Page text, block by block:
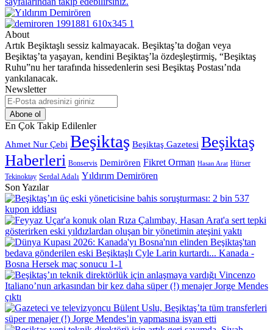
About
Artık Beşiktaşlı sessiz kalmayacak. Beşiktaş’ta doğan veya
Beşiktaş’ta yaşayan, kendini Beşiktaş’la özdeşleştirmiş, “Beşiktaş
Ruhu”nu her tarafında hissedenlerin sesi Beşiktaş Postası’nda
yankılanacak.
Newsletter
E-
Posta
adresinizi
giriniz
En Çok Takip Edilenler
Ahmet Nur Çebi Beşiktaş Beşiktaş Gazetesi Beşiktaş
Haberleri Bonservis Demirören Fikret Orman Hasan Arat Hürser
Tekinoktay Serdal Adalı Yıldırım Demirören
Son Yazılar